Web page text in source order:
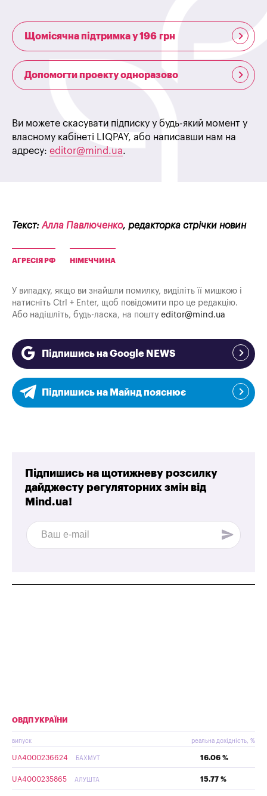
Щомісячна підтримка у 196 грн
Допомогти проекту одноразово
Ви можете скасувати підписку у будь-який момент у
власному кабінеті LIQPAY, або написавши нам на
адресу: editor@mind.ua.
Текст:Алла Павлюченко, редакторка стрічки новин
АГРЕСІЯ РФ НІМЕЧЧИНА
У випадку, якщо ви знайшли помилку, виділіть її мишкою і
натисніть Ctrl + Enter, щоб повідомити про це редакцію.
Або надішліть, будь-ласка, на пошту editor@mind.ua
Підпишись на Google NEWS
Підпишись на Майнд пояснює
Підпишись на щотижневу розсилку
дайджесту регуляторних змін від
Mind.ua!
ОВДП УКРАЇНИ
випуск реальна дохідність, %
UA4000236624 БАХМУТ 16.06 %
UA4000235865 АЛУШТА 15.77 %